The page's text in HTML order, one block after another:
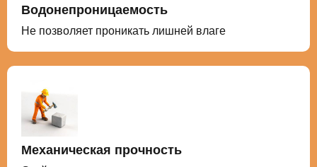
Водонепроницаемость
Не позволяет проникать лишней влаге
Механическая прочность